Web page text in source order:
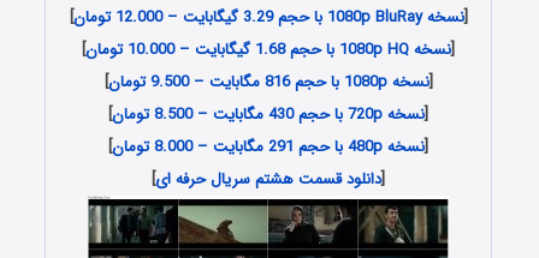
[نسخه 1080p BluRay با حجم 3.29 گیگابایت – 12.000 تومان
]
[نسخه 1080p HQ با حجم 1.68 گیگابایت – 10.000 تومان
]
[نسخه 1080p با حجم 816 مگابایت – 9.500 تومان
]
[نسخه 720p با حجم 430 مگابایت – 8.500 تومان
]
[نسخه 480p با حجم 291 مگابایت – 8.000 تومان
]
[دانلود قسمت هشتم سریال حرفه ای]